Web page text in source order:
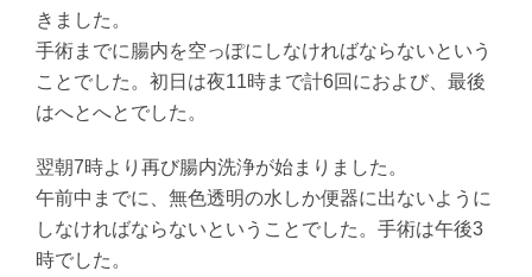
きました。
手術までに腸内を空っぽにしなければならないという
ことでした。初日は夜11時まで計6回におよび、最後
はへとへとでした。
翌朝7時より再び腸内洗浄が始まりました。
午前中までに、無色透明の水しか便器に出ないように
しなければならないということでした。手術は午後3
時でした。